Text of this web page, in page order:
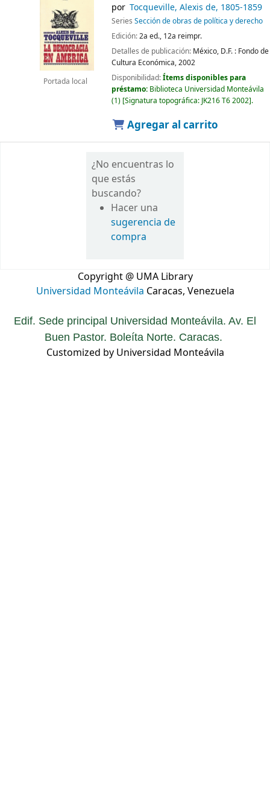
Portada local
por Tocqueville, Alexis de, 1805-1859
Series Sección de obras de política y derecho
Edición:2a ed., 12a reimpr.
Detalles de publicación: México, D.F. : Fondo de
Cultura Económica,2002
Disponibilidad:Ítems disponibles para
préstamo: Biblioteca Universidad Monteávila
(1) Signatura topográfica: JK216 T6 2002 .
Agregar al carrito
¿No encuentras lo
que estás
buscando?
Hacer una
sugerencia de
compra
Copyright @ UMA Library
Universidad Monteávila Caracas, Venezuela
Edif. Sede principal Universidad Monteávila. Av. El
Buen Pastor. Boleíta Norte. Caracas.
Customized by Universidad Monteávila